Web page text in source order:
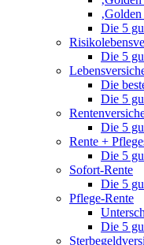
Die 5
Die 5
Die
Die 5
Die 5
Rente +
Die 5
Sofort-Rente
Die 5
Pflege-Rente
Die 5